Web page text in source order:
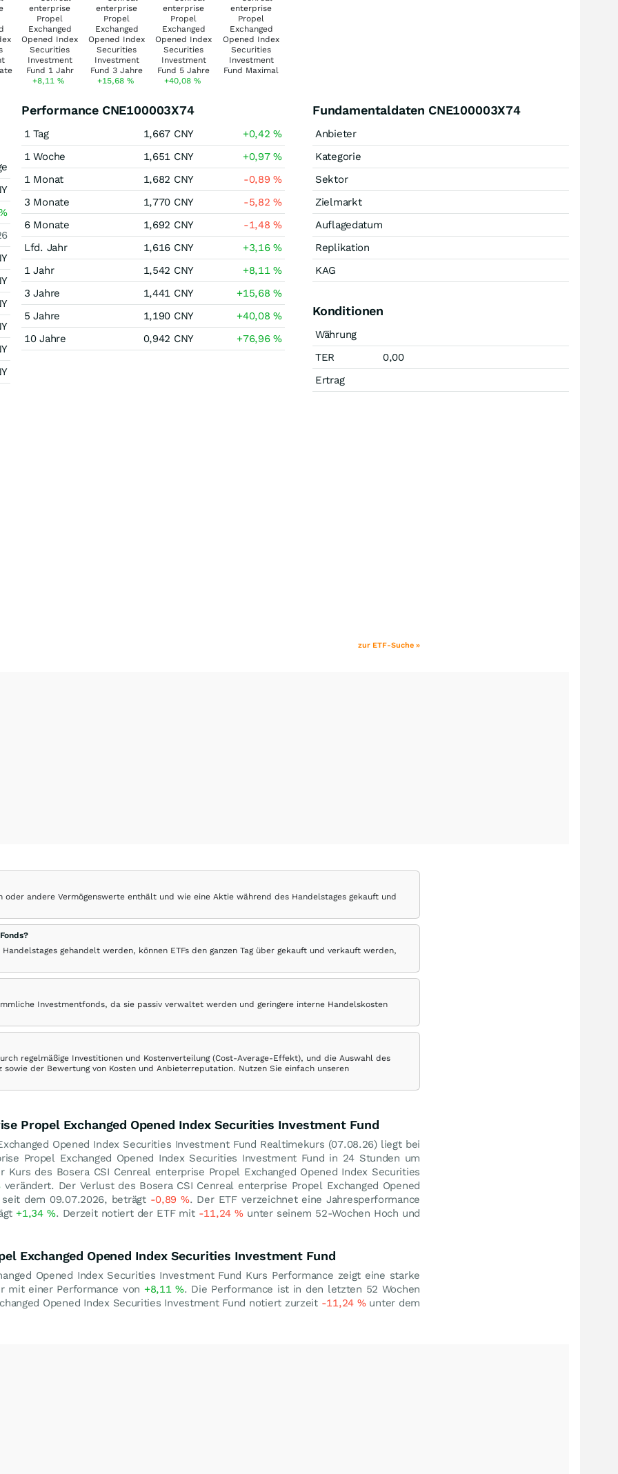
+8,11% +15,68 % +40,08 %
Performance CNE100003X74
1 Tag 1,667 CNY +0,42%
1 Woche
1,651 CNY +0,97%
1 Monat
1,682 CNY -0,89%
3 Monate
1,770 CNY -5,82%
6 Monate
1,692 CNY -1,48%
Lfd. Jahr
1,616 CNY +3,16%
1 Jahr
1,542 CNY +8,11%
3 Jahre
1,441 CNY +15,68%
5 Jahre
1,190 CNY +40,08%
10 Jahre
0,942 CNY +76,96%
Fundamentaldaten CNE100003X74
Anbieter
Kategorie
Sektor
Zielmarkt
Auflagedatum
Replikation
KAG
Konditionen
Währung
TER
0,00
Ertrag
zur ETF-Suche »
andere Vermögenswerte enthält und wie eine Aktie während des Handelstages gekauft und
gehandelt werden, können ETFs den ganzen Tag über gekauft und verkauft werden,
Investmentfonds, da sie passiv verwaltet werden und geringere interne Handelskosten
regelmäßige Investitionen und Kostenverteilung (Cost-Average-Effekt), und die Auswahl des
der Bewertung von Kosten und Anbieterreputation. Nutzen Sie einfach unseren
Propel Exchanged Opened Index Securities Investment Fund
Opened Index Securities Investment Fund Realtimekurs (07.08.26) liegt bei
Propel Exchanged Opened Index Securities Investment Fund in 24 Stunden um
des Bosera CSI Cenreal enterprise Propel Exchanged Opened Index Securities
verändert. Der Verlust des Bosera CSI Cenreal enterprise Propel Exchanged Opened
dem 09.07.2026, beträgt -0,89%. Der ETF verzeichnet eine Jahresperformance
+1,34 %. Derzeit notiert der ETF mit -11,24%unter seinem 52-Wochen Hoch und
Exchanged Opened Index Securities Investment Fund
Opened Index Securities Investment Fund Kurs Performance zeigt eine starke
mit einer Performance von +8,11%. Die Performance ist in den letzten 52 Wochen
Opened Index Securities Investment Fund notiert zurzeit -11,24 %unter dem